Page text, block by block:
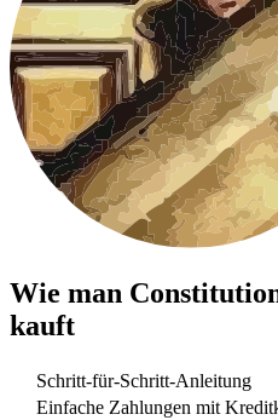
Wie man
kauft
Schritt-für-Schritt-Anleitung
Einfache Zahlungen mit